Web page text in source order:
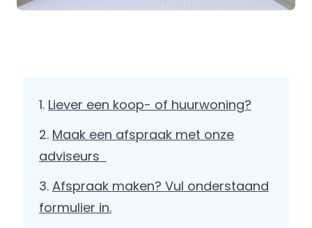
Liever een koop- of huurwoning?
Maak een afspraak met onze
adviseurs
Afspraak maken? Vul onderstaand
formulier in.